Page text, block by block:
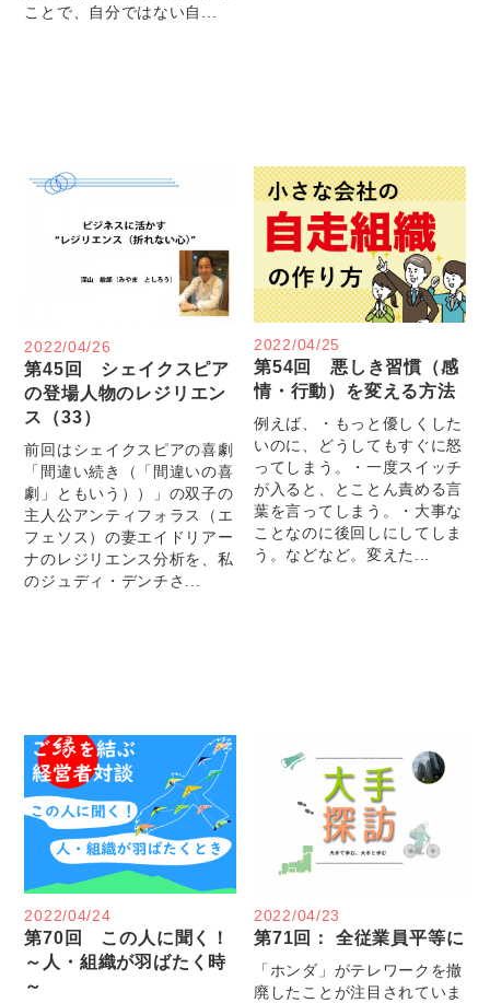
ことで、自分ではない自...
2022/04/26
第45回 シェイクスピア
の登場人物のレジリエン
ス（33）
前回はシェイクスピアの喜劇
「間違い続き（「間違いの喜
劇」ともいう））」の双子の
主人公アンティフォラス（エ
フェソス）の妻エイドリアー
ナのレジリエンス分析を、私
のジュディ・デンチさ...
2022/04/25
第54回 悪しき習慣（感
情・行動）を変える方法
例えば、・もっと優しくした
いのに、どうしてもすぐに怒
ってしまう。・一度スイッチ
が入ると、とことん責める言
葉を言ってしまう。・大事な
ことなのに後回しにしてしま
う。などなど。変えた...
2022/04/24
第70回 この人に聞く！
～人・組織が羽ばたく時
～
2022/04/23
第71回： 全従業員平等に
「ホンダ」がテレワークを撤
廃したことが注目されていま